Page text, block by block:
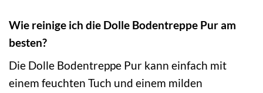
Wie reinige ich die Dolle Bodentreppe Pur am
besten?
Die Dolle Bodentreppe Pur kann einfach mit
einem feuchten Tuch und einem milden